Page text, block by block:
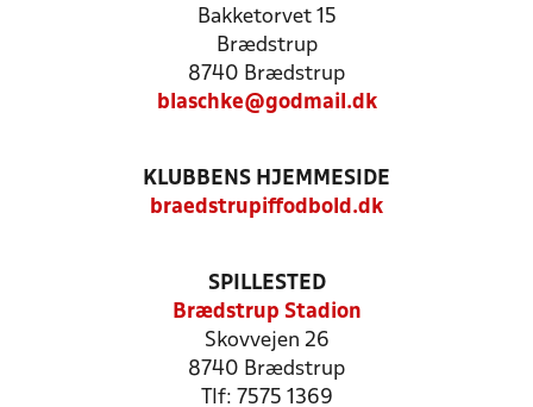
Bakketorvet 15
Brædstrup
8740 Brædstrup
blaschke@godmail.dk
KLUBBENS HJEMMESIDE
braedstrupiffodbold.dk
SPILLESTED
Brædstrup Stadion
Skovvejen 26
8740 Brædstrup
Tlf: 7575 1369